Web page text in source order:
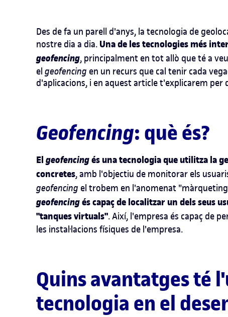
Des de fa un parell d'anys, la tecnologia de
nostre dia a dia. Una de les tecnologies més
geofencing, principalment en tot allò que té a
el geofencing en un recurs que cal tenir cada
d'aplicacions, i en aquest article t'explicarem per
Geofencing: què és?
Elgeofencingés una tecnologia que utilitza la
concretes, amb l'objectiu de monitorar els
geofencing el trobem en l'anomenat
geofencingés capaç de localitzar un dels seus
"tanques virtuals". Així, l'empresa és capaç de
les instal·lacions físiques de l'empresa.
Quins avantatges té
tecnologia en el